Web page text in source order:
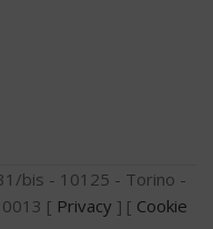
bis - 10125 - Torino -
[ Privacy ] [ Cookie